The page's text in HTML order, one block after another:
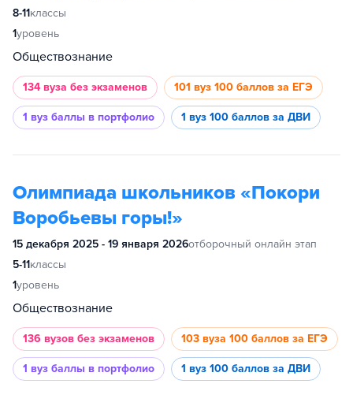
8-11классы
1уровень
Обществознание
134 вуза без экзаменов 101 вуз 100 баллов за ЕГЭ
1 вуз баллы в портфолио 1 вуз 100 баллов за ДВИ
Олимпиада школьников «Покори
Воробьевы горы!»
15 декабря 2025 - 19 января 2026отборочный онлайн этап
5-11классы
1уровень
Обществознание
136 вузов без экзаменов 103 вуза 100 баллов за ЕГЭ
1 вуз баллы в портфолио 1 вуз 100 баллов за ДВИ